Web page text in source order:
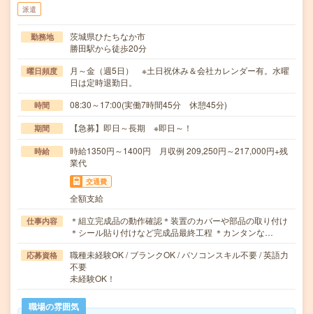
派遣
勤務地
茨城県ひたちなか市
勝田駅から徒歩20分
曜日頻度
月～金（週5日） ※土日祝休み＆会社カレンダー有。水曜
日は定時退勤日。
時間 08:30～17:00(実働7時間45分 休憩45分)
期間 【急募】即日～長期 ※即日～！
時給
時給1350円～1400円 月収例 209,250円～217,000円+残
業代
交通費
全額支給
仕事内容
＊組立完成品の動作確認＊装置のカバーや部品の取り付け
＊シール貼り付けなど完成品最終工程 ＊カンタンな…
応募資格
職種未経験OK / ブランクOK / パソコンスキル不要 / 英語力
不要
未経験OK！
職場の雰囲気